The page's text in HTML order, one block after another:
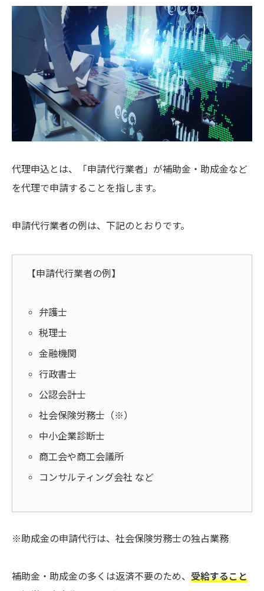
代理申込とは、「申請代行業者」が補助金・助成金など
を代理で申請することを指します。
申請代行業者の例は、下記のとおりです。
【申請代行業者の例】
弁護士
税理士
金融機関
行政書士
公認会計士
社会保険労務士（※）
中小企業診断士
商工会や商工会議所
コンサルティング会社 など
※助成金の申請代行は、社会保険労務士の独占業務
補助金・助成金の多くは返済不要のため、 受給すること